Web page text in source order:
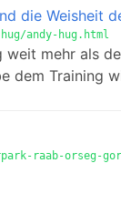
die Weisheit
andy-hug.html
mehr als
dem Training
raab-orseg-